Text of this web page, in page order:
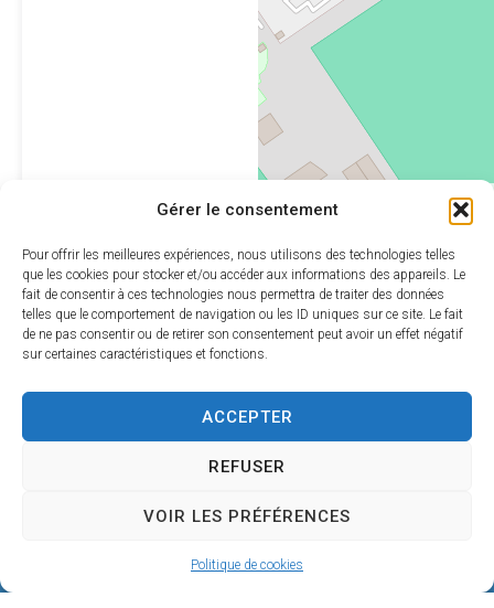
Gérer le consentement
Pour offrir les meilleures expériences, nous utilisons des technologies telles
que les cookies pour stocker et/ou accéder aux informations des appareils. Le
fait de consentir à ces technologies nous permettra de traiter des données
telles que le comportement de navigation ou les ID uniques sur ce site. Le fait
de ne pas consentir ou de retirer son consentement peut avoir un effet négatif
sur certaines caractéristiques et fonctions.
ACCEPTER
REFUSER
VOIR LES PRÉFÉRENCES
Politique de cookies
contributors
Mairie de SÉRIGNAN